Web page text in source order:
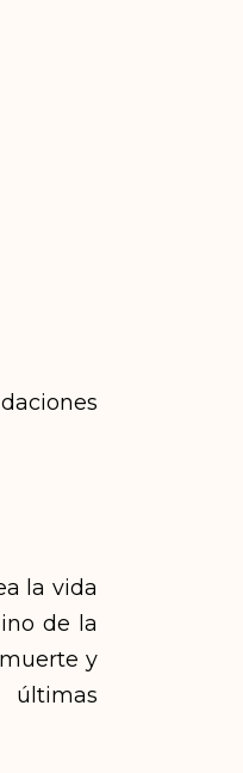
la vida
de la
y
últimas